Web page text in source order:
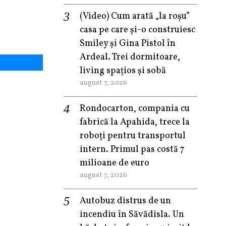
(Video) Cum arată „la roşu”
casa pe care şi-o construiesc
Smiley şi Gina Pistol în
Ardeal. Trei dormitoare,
living spațios și sobă
august 7, 2026
Rondocarton, compania cu
fabrică la Apahida, trece la
roboți pentru transportul
intern. Primul pas costă 7
milioane de euro
august 7, 2026
Autobuz distrus de un
incendiu în Săvădisla. Un